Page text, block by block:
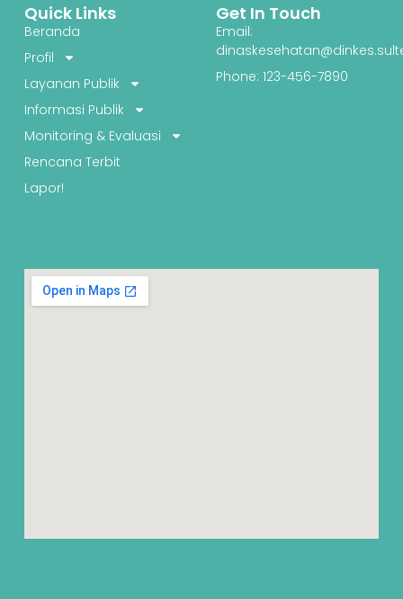
Quick Links
Beranda
Profil
Layanan Publik
Informasi Publik
Monitoring & Evaluasi
Rencana Terbit
Lapor!
Get In Touch
Email:
Phone: 123-456-7890